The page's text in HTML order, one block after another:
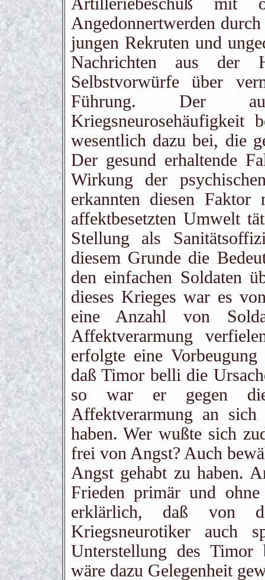
Angedonnertwerden
jungen Rekruten und
Nachrichten aus der
Selbstvorwürfe über
Führung. Der
wesentlich dazu bei, die
Der gesund erhaltende
Wirkung der
erkannten diesen
affektbesetzten Umwelt
Stellung als
diesem Grunde die
den einfachen Soldaten
dieses Krieges war es
eine Anzahl von
Affektverarmung
erfolgte eine
daß Timor belli die
so war er gegen die
Affektverarmung an
haben. Wer wußte sich
frei von Angst? Auch
Angst gehabt zu haben.
Frieden primär und
erklärlich, daß von
Kriegsneurotiker auch
Unterstellung des
wäre dazu Gelegenheit